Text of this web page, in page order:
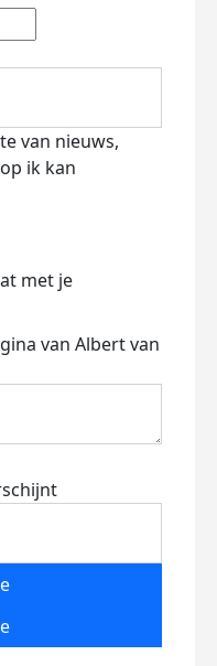
van nieuws,
ik kan
met je
van Albert van